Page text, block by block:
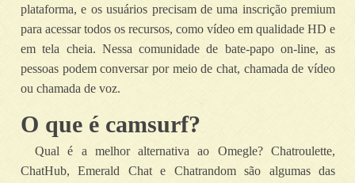
plataforma, e os usuários precisam de uma inscrição premium
para acessar todos os recursos, como vídeo em qualidade HD e
em tela cheia. Nessa comunidade de bate-papo on-line, as
pessoas podem conversar por meio de chat, chamada de vídeo
ou chamada de voz.
O que é camsurf?
Qual é a melhor alternativa ao Omegle? Chatroulette,
ChatHub, Emerald Chat e Chatrandom são algumas das